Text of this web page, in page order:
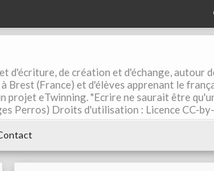
d'écriture, de création et d'échange, autour
Brest (France) et d'élèves apprenant le
projet eTwinning. "Ecrire ne saurait être
Perros) Droits d'utilisation : Licence CC-